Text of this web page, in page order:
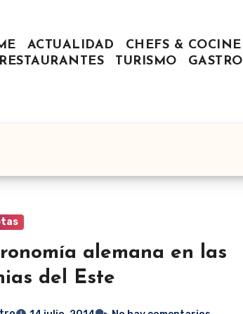
ACTUALIDAD CHEFS &
RESTAURANTES
TURISMO
alemana en las
del Este